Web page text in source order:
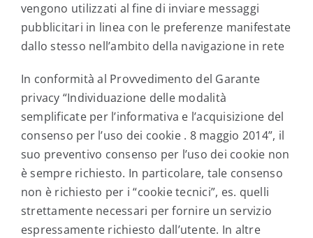
vengono utilizzati al fine di inviare messaggi
pubblicitari in linea con le preferenze manifestate
dallo stesso nell’ambito della navigazione in rete
In conformità al Provvedimento del Garante
privacy “Individuazione delle modalità
semplificate per l’informativa e l’acquisizione del
consenso per l’uso dei cookie . 8 maggio 2014”, il
suo preventivo consenso per l’uso dei cookie non
è sempre richiesto. In particolare, tale consenso
non è richiesto per i “cookie tecnici”, es. quelli
strettamente necessari per fornire un servizio
espressamente richiesto dall’utente. In altre